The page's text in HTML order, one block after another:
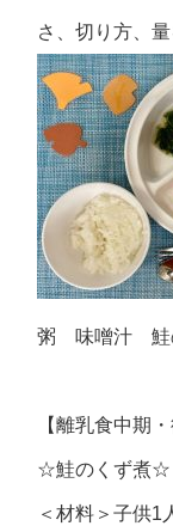
さ、切り方、
粥 味噌汁 鮭
【離乳食中期
☆鮭のくず煮☆
＜材料＞子供1